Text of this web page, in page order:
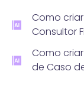
Como
Consultor
Como
de Caso